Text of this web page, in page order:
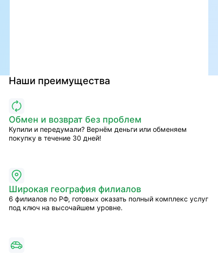
Наши преимущества
Обмен и возврат без проблем
Купили и передумали? Вернём деньги или обменяем
покупку в течение 30 дней!
Широкая география филиалов
6 филиалов по РФ, готовых оказать полный комплекс услуг
под ключ на высочайшем уровне.